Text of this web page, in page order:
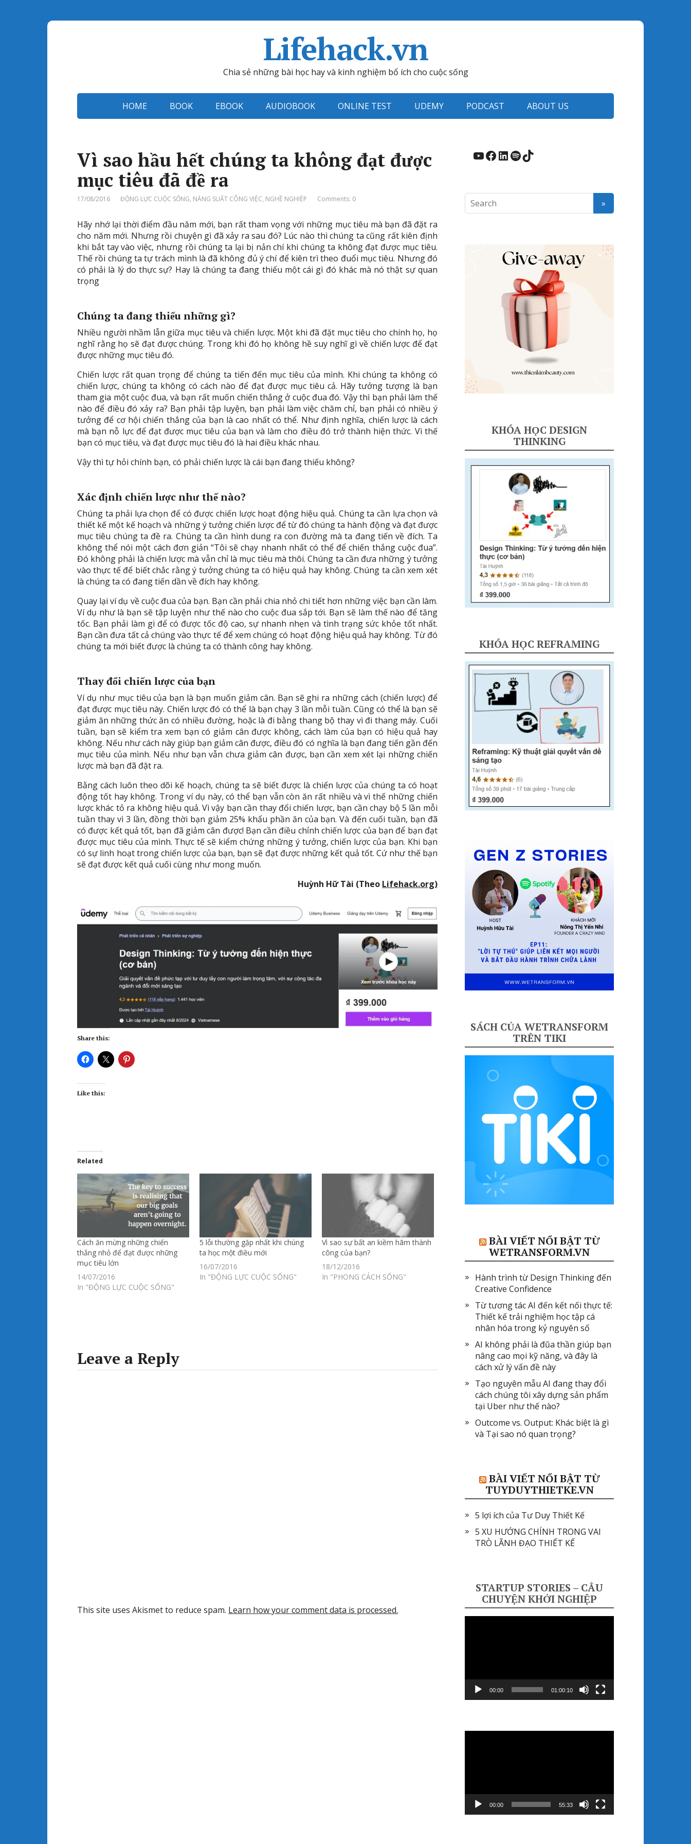
Lifehack.vn
Chia sẻ những bài học hay và kinh nghiệm bổ ích cho cuộc sống
HOME BOOK EBOOK AUDIOBOOK ONLINE TEST UDEMY PODCAST ABOUT US
Vì sao hầu hết chúng ta không đạt được
mục tiêu đã đề ra
17/08/2016 ĐỘNG LỰC CUỘC SỐNG, NĂNG SUẤT CÔNG VIỆC, NGHỀ NGHIỆP Comments: 0
Hãy nhớ lại thời điểm đầu năm mới, bạn rất tham vọng với những mục tiêu mà bạn đã đặt ra
cho năm mới. Nhưng rồi chuyện gì đã xảy ra sau đó? Lúc nào thì chúng ta cũng rất kiên định
khi bắt tay vào việc, nhưng rồi chúng ta lại bị nản chí khi chúng ta không đạt được mục tiêu.
Thế rồi chúng ta tự trách mình là đã không đủ ý chí để kiên trì theo đuổi mục tiêu. Nhưng đó
có phải là lý do thực sự? Hay là chúng ta đang thiếu một cái gì đó khác mà nó thật sự quan
trọng
Chúng ta đang thiếu những gì?
Nhiều người nhầm lẫn giữa mục tiêu và chiến lược. Một khi đã đặt mục tiêu cho chính họ, họ
nghĩ rằng họ sẽ đạt được chúng. Trong khi đó họ không hề suy nghĩ gì về chiến lược để đạt
được những mục tiêu đó.
Chiến lược rất quan trọng để chúng ta tiến đến mục tiêu của mình. Khi chúng ta không có
chiến lược, chúng ta không có cách nào để đạt được mục tiêu cả. Hãy tưởng tượng là bạn
tham gia một cuộc đua, và bạn rất muốn chiến thắng ở cuộc đua đó. Vậy thì bạn phải làm thế
nào để điều đó xảy ra? Bạn phải tập luyện, bạn phải làm việc chăm chỉ, bạn phải có nhiều ý
tưởng để cơ hội chiến thắng của bạn là cao nhất có thể. Như định nghĩa, chiến lược là cách
mà bạn nỗ lực để đạt được mục tiêu của bạn và làm cho điều đó trở thành hiện thức. Vì thế
bạn có mục tiêu, và đạt được mục tiêu đó là hai điều khác nhau.
Vậy thì tự hỏi chính bạn, có phải chiến lược là cái bạn đang thiếu không?
Xác định chiến lược như thế nào?
Chúng ta phải lựa chọn để có được chiến lược hoạt động hiệu quả. Chúng ta cần lựa chọn và
thiết kế một kế hoạch và những ý tưởng chiến lược để từ đó chúng ta hành động và đạt được
mục tiêu chúng ta đề ra. Chúng ta cần hình dung ra con đường mà ta đang tiến về đích. Ta
không thể nói một cách đơn giản “Tôi sẽ chạy nhanh nhất có thể để chiến thắng cuộc đua”.
Đó không phải là chiến lược mà vẫn chỉ là mục tiêu mà thôi. Chúng ta cần đưa những ý tưởng
vào thực tế để biết chắc rằng ý tưởng chúng ta có hiệu quả hay không. Chúng ta cần xem xét
là chúng ta có đang tiến dần về đích hay không.
Quay lại ví dụ về cuộc đua của bạn. Bạn cần phải chia nhỏ chi tiết hơn những việc bạn cần làm.
Ví dụ như là bạn sẽ tập luyện như thế nào cho cuộc đua sắp tới. Bạn sẽ làm thế nào để tăng
tốc. Bạn phải làm gì để có được tốc độ cao, sự nhanh nhẹn và tình trạng sức khỏe tốt nhất.
Bạn cần đưa tất cả chúng vào thực tế để xem chúng có hoạt động hiệu quả hay không. Từ đó
chúng ta mới biết được là chúng ta có thành công hay không.
Thay đổi chiến lược của bạn
Ví dụ như mục tiêu của bạn là bạn muốn giảm cân. Bạn sẽ ghi ra những cách (chiến lược) để
đạt được mục tiêu này. Chiến lược đó có thể là bạn chạy 3 lần mỗi tuần. Cũng có thể là bạn sẽ
giảm ăn những thức ăn có nhiều đường, hoặc là đi bằng thang bộ thay vì đi thang máy. Cuối
tuần, bạn sẽ kiểm tra xem bạn có giảm cân được không, cách làm của bạn có hiệu quả hay
không. Nếu như cách này giúp bạn giảm cân được, điều đó có nghĩa là bạn đang tiến gần đến
mục tiêu của mình. Nếu như bạn vẫn chưa giảm cân được, bạn cần xem xét lại những chiến
lược mà bạn đã đặt ra.
Bằng cách luôn theo dõi kế hoạch, chúng ta sẽ biết được là chiến lược của chúng ta có hoạt
động tốt hay không. Trong ví dụ này, có thể bạn vẫn còn ăn rất nhiều và vì thế những chiến
lược khác tỏ ra không hiệu quả. Vì vậy bạn cần thay đổi chiến lược, bạn cần chạy bộ 5 lần mỗi
tuần thay vì 3 lần, đồng thời bạn giảm 25% khẩu phần ăn của bạn. Và đến cuối tuần, bạn đã
có được kết quả tốt, bạn đã giảm cân được! Bạn cần điều chỉnh chiến lược của bạn để bạn đạt
được mục tiêu của mình. Thực tế sẽ kiểm chứng những ý tưởng, chiến lược của bạn. Khi bạn
có sự linh hoạt trong chiến lược của bạn, bạn sẽ đạt được những kết quả tốt. Cứ như thế bạn
sẽ đạt được kết quả cuối cùng như mong muốn.
Huỳnh Hữ Tài (Theo Lifehack.org)
Share this:
Like this:
Related
Cách ăn mừng những chiến
thắng nhỏ để đạt được những
mục tiêu lớn
14/07/2016
In "ĐỘNG LỰC CUỘC SỐNG"
5 lỗi thường gặp nhất khi chúng
ta học một điều mới
16/07/2016
In "ĐỘNG LỰC CUỘC SỐNG"
Vì sao sự bất an kiềm hãm thành
công của bạn?
18/12/2016
In "PHONG CÁCH SỐNG"
Leave a Reply
This site uses Akismet to reduce spam. Learn how your comment data is processed.
YouTube
Facebook
LinkedIn
Spotify
TikTok
KHÓA HỌC DESIGN
THINKING
KHÓA HỌC REFRAMING
SÁCH CỦA WETRANSFORM
TRÊN TIKI
BÀI VIẾT NỔI BẬT TỪ
WETRANSFORM.VN
Hành trình từ Design Thinking đến
Creative Confidence
Từ tương tác AI đến kết nối thực tế:
Thiết kế trải nghiệm học tập cá
nhân hóa trong kỷ nguyên số
AI không phải là đũa thần giúp bạn
nâng cao mọi kỹ năng, và đây là
cách xử lý vấn đề này
Tạo nguyên mẫu AI đang thay đổi
cách chúng tôi xây dựng sản phẩm
tại Uber như thế nào?
Outcome vs. Output: Khác biệt là gì
và Tại sao nó quan trọng?
BÀI VIẾT NỔI BẬT TỪ
TUYDUYTHIETKE.VN
5 lợi ích của Tư Duy Thiết Kế
5 XU HƯỚNG CHÍNH TRONG VAI
TRÒ LÃNH ĐẠO THIẾT KẾ
STARTUP STORIES – CÂU
CHUYỆN KHỞI NGHIỆP
00:00 01:00:10
00:00 55:33